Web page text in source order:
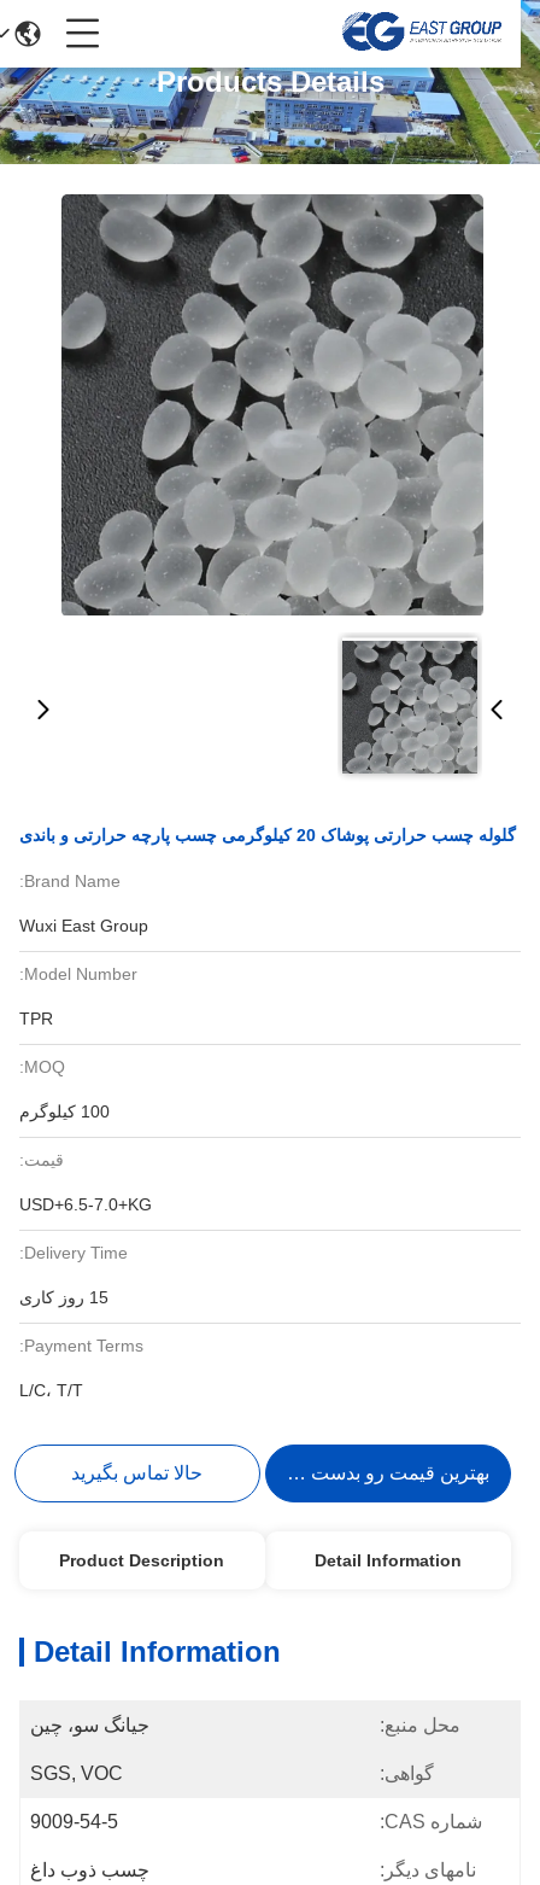
Products Details
گلوله چسب حرارتی پوشاک 20 کیلوگرمی چسب پارچه حرارتی و باندی
Brand Name:
Wuxi East Group
Model Number:
TPR
MOQ:
100 کیلوگرم
قیمت:
USD+6.5-7.0+KG
Delivery Time:
15 روز کاری
Payment Terms:
L/C، T/T
بهترین قیمت رو بدست بیار حالا تماس بگیرید
Detail Information
Product Description
Detail Information
محل منبع: جیانگ سو، چین
گواهی: SGS, VOC
شماره CAS: 9009-54-5
نامهای دیگر: چسب ذوب داغ